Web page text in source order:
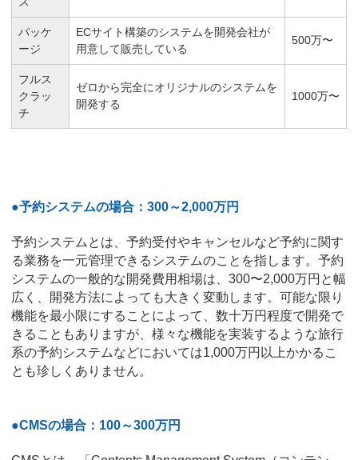
パッケ
ージ
ECサイト構築のシステムを開発会社が
用意して販売している
500万〜
フルス
クラッ
チ
ゼロから完全にオリジナルのシステムを
開発する
1000万〜
●予約システムの場合：300～2,000万円
予約システムとは、予約受付やキャンセルなど予約に関す
る業務を一元管理できるシステムのことを指します。予約
システムの一般的な開発費用相場は、300〜2,000万円と幅
広く、開発方法によっても大きく変動します。可能な限り
機能を最小限にすることによって、数十万円程度で開発で
きることもありますが、様々な機能を実装するような旅行
系の予約システムなどにおいては1,000万円以上かかるこ
とも珍しくありません。
●CMSの場合：100～300万円